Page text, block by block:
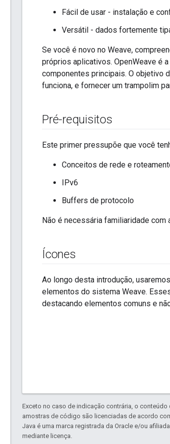
Fácil de usar - instalação e
Versátil - dados fortemente
Se você é novo no Weave,
próprios aplicativos. OpenWeave é
componentes principais. O objetivo
funciona, e fornecer um trampolim
Pré-requisitos
Este primer pressupõe que você
Conceitos de rede e
IPv6
Buffers de protocolo
Não é necessária familiaridade com
Ícones
Ao longo desta introdução,
elementos do sistema Weave.
destacando elementos comuns e
Exceto no caso de indicação contrária, o
amostras de código são licenciadas de acordo
Java é uma marca registrada da Oracle e/ou
mediante licença.